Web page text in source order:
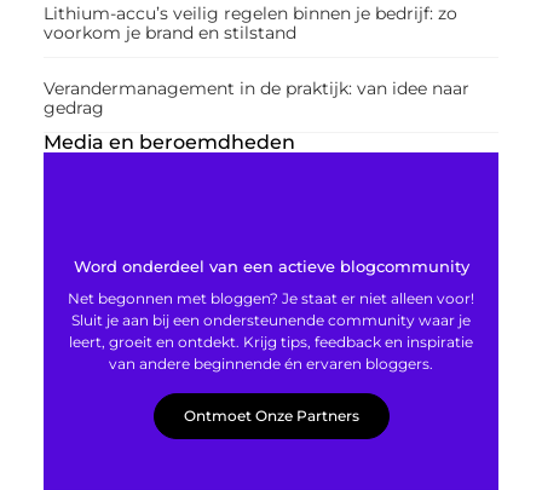
Lithium-accu’s veilig regelen binnen je bedrijf: zo
voorkom je brand en stilstand
Verandermanagement in de praktijk: van idee naar
gedrag
Media en beroemdheden
Word onderdeel van een actieve blogcommunity
Net begonnen met bloggen? Je staat er niet alleen voor!
Sluit je aan bij een ondersteunende community waar je
leert, groeit en ontdekt. Krijg tips, feedback en inspiratie
van andere beginnende én ervaren bloggers.
Ontmoet Onze Partners